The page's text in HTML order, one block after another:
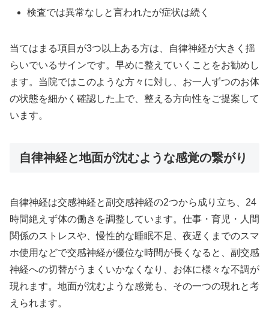
検査では異常なしと言われたが症状は続く
当てはまる項目が3つ以上ある方は、自律神経が大きく揺
らいでいるサインです。早めに整えていくことをお勧めし
ます。当院ではこのような方々に対し、お一人ずつのお体
の状態を細かく確認した上で、整える方向性をご提案して
います。
自律神経と地面が沈むような感覚の繋がり
自律神経は交感神経と副交感神経の2つから成り立ち、24
時間絶えず体の働きを調整しています。仕事・育児・人間
関係のストレスや、慢性的な睡眠不足、夜遅くまでのスマ
ホ使用などで交感神経が優位な時間が長くなると、副交感
神経への切替がうまくいかなくなり、お体に様々な不調が
現れます。地面が沈むような感覚も、その一つの現れと考
えられます。